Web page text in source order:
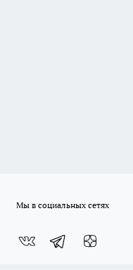
Мы в социальных сетях